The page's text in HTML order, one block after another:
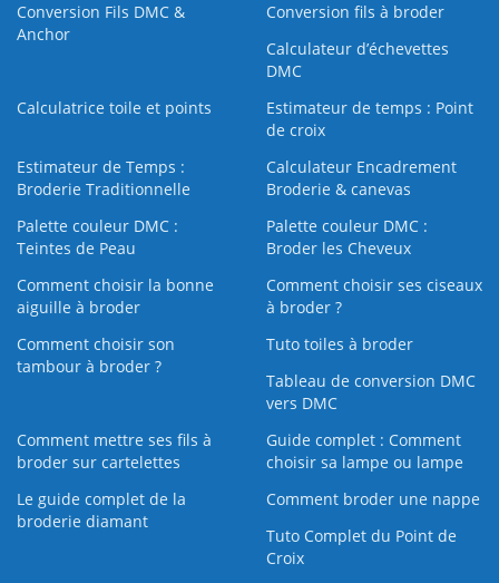
Conversion Fils DMC &
Anchor
Conversion fils à broder
Calculateur d’échevettes
DMC
Calculatrice toile et points
Estimateur de temps : Point
de croix
Estimateur de Temps :
Broderie Traditionnelle
Calculateur Encadrement
Broderie & canevas
Palette couleur DMC :
Teintes de Peau
Palette couleur DMC :
Broder les Cheveux
Comment choisir la bonne
aiguille à broder
Comment choisir ses ciseaux
à broder ?
Comment choisir son
tambour à broder ?
Tuto toiles à broder
Tableau de conversion DMC
vers DMC
Comment mettre ses fils à
broder sur cartelettes
Guide complet : Comment
choisir sa lampe ou lampe
Le guide complet de la
broderie diamant
Comment broder une nappe
Tuto Complet du Point de
Croix